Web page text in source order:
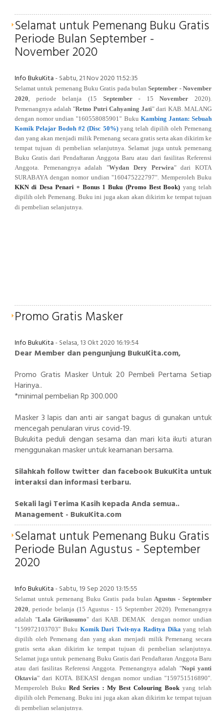
Selamat untuk Pemenang Buku Gratis
Periode Bulan September -
November 2020
Info BukuKita- Sabtu, 21 Nov 2020 11:52:35
Selamat untuk pemenang Buku Gratis pada bulan September - November
2020 , periode belanja (15 September- 15November 2020).
Pemenangnya adalah "Retno Putri Cahyaning Jati" dari KAB. MALANG
dengan nomor undian "160558085901 " Buku Kambing Jantan: Sebuah
Komik Pelajar Bodoh #2 (Disc 50%) yang telah dipilih oleh Pemenang
dan yang akan menjadi milik Pemenang secara gratis serta akan dikirim ke
tempat tujuan di pembelian selanjutnya.
Selamat juga untuk pemenang
Buku Gratis dari Pendaftaran Anggota Baru atau dari fasilitas Referensi
Anggota. Pemenangnya
adalah "Wydan Dery Perwira" dariKOTA
SURABAYA dengan nomor undian "160475222797". Memperoleh Buku
KKN di Desa Penari + Bonus 1 Buku (Promo Best Book) yang telah
dipilih oleh Pemenang. Buku ini juga akan akan dikirim ke tempat tujuan
di pembelian selanjutnya
Promo Gratis Masker
Info BukuKita- Selasa, 13 Okt 2020 16:19:54
Dear Member dan pengunjung BukuKita.com,
Promo Gratis Masker Untuk 20 Pembeli Pertama Setiap
Harinya..
*minimal pembelian Rp 300.000
Masker 3 lapis dan anti air sangat bagus di gunakan untuk
mencegah penularan virus covid-19.
Bukukita peduli dengan sesama dan mari kita ikuti aturan
menggunakan masker untuk keamanan bersama.
Silahkah follow twitter dan facebook BukuKita untuk
interaksi dan informasi terbaru.
Sekali lagi Terima Kasih kepada Anda semua..
Management - BukuKita.com
Selamat untuk Pemenang Buku Gratis
Periode Bulan Agustus - September
2020
Info BukuKita- Sabtu, 19 Sep 2020 13:15:55
Selamat untuk pemenang Buku Gratis pada bulan Agustus - September
2020 , periode belanja (15 Agustus- 15 September 2020). Pemenangnya
adalah "Lala Girikusumo" dari KAB. DEMAK dengan nomor undian
"159972103703" Buku Komik Dari Twit-nya Raditya Dikayang telah
dipilih oleh Pemenang dan yang akan menjadi milik Pemenang secara
gratis serta akan dikirim ke tempat tujuan di pembelian selanjutnya.
Selamat juga untuk pemenang Buku Gratis dari Pendaftaran Anggota Baru
atau dari fasilitas Referensi Anggota. Pemenangnya adalah "Nopi yanti
Oktavia" dari KOTA. BEKASI dengan nomor undian "159751516890".
Memperoleh Buku Red Series : My Best Colouring Book yang telah
dipilih oleh Pemenang. Buku ini juga akan akan dikirim ke tempat tujuan
di pembelian selanjutnya